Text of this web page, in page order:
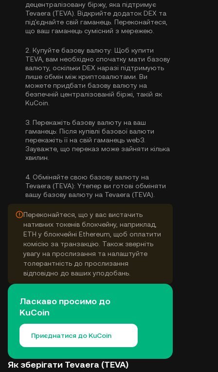
децентралізовану біржу, яка підтримує
Tevaera (TEVA). Відкрийте додаток DEX та
під'єднайте свій гаманець. Переконайтеся,
що ваш гаманець сумісний з мережею.
2. Купуйте базову валюту: Щоб купити
TEVA, вам необхідно спочатку мати базову
валюту, оскільки DEX наразі підтримують
лише обмін між криптовалютами. Ви
можете придбати базову валюту на
безпечній централізованій біржі, такій як
KuCoin.
3. Перекажіть базову валюту на ваш
гаманець: Після купівлі базової валюти
перекажіть її на свій гаманець web3.
Зауважте, що переказ може зайняти кілька
хвилин.
4. Обміняйте свою базову валюту на
Tevaera (TEVA): Yтепер ви готові обміняти
вашу базову валюту на Tevaera (TEVA).
Переконайтеся, що у вас вистачить
нативних токенів блокчейну, наприклад,
ETH у блокчейні Ethereum, щоб оплатити
комісію за транзакцію. Також зверніть
увагу на прослизання та налаштуйте
толерантність до прослизання
відповідно до ваших уподобань.
Ласкаво просимо до
KuCoin
Приєднатися до KuCoin
Як зберігати Tevaera (TEVA)